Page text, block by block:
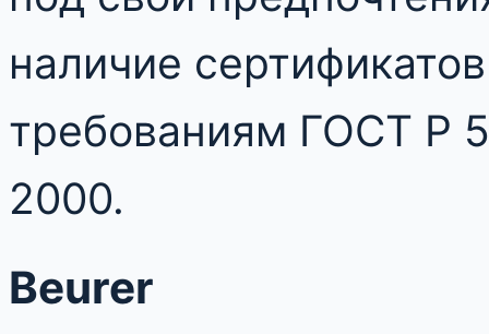
наличие
требованиям ГОСТ Р
2000.
Beurer